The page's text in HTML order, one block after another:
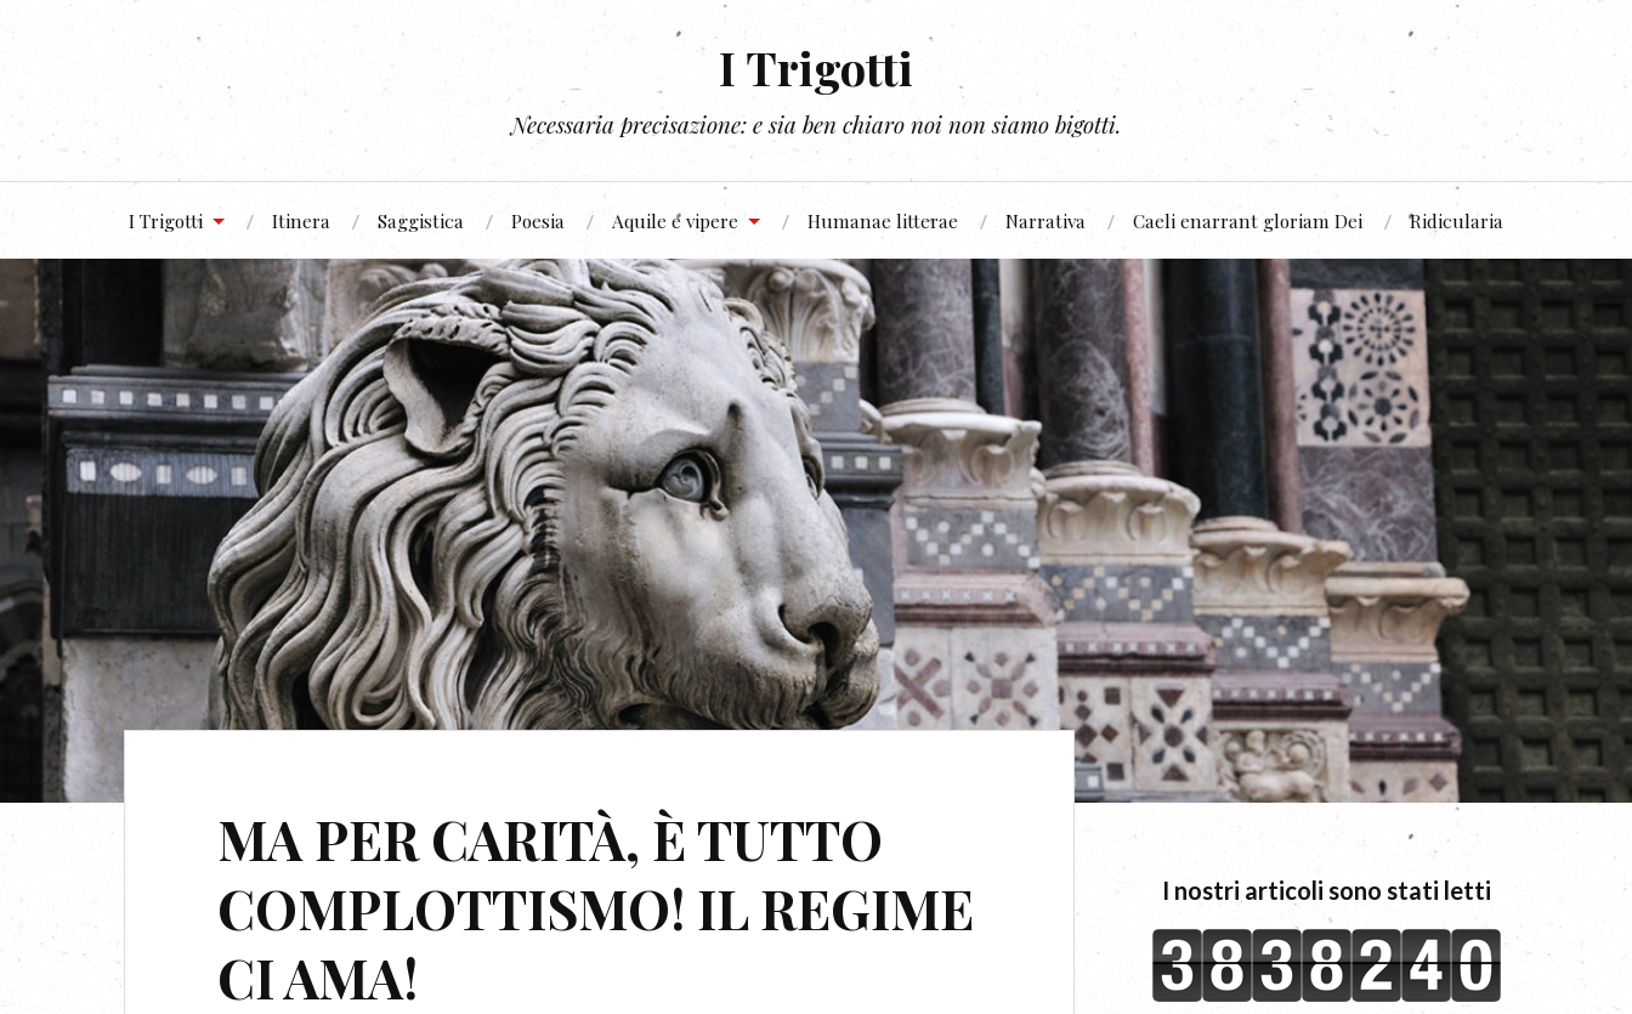
I Trigotti
Necessaria precisazione: e sia ben chiaro noi non siamo bigotti.
I Trigotti Itinera Saggistica Poesia Aquile e vipere Humanae litterae Narrativa Caeli enarrant gloriam Dei Ridicularia
MA PER CARITÀ, È TUTTO
COMPLOTTISMO! IL REGIME
CI AMA!
I nostri articoli sono stati letti